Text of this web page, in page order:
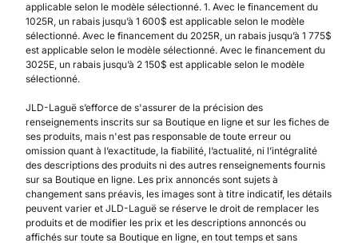
applicable selon le modèle sélectionné. 1. Avec le financement du
1025R, un rabais jusqu’à 1 600$ est applicable selon le modèle
sélectionné. Avec le financement du 2025R, un rabais jusqu’à 1 775$
est applicable selon le modèle sélectionné. Avec le financement du
3025E, un rabais jusqu’à 2 150$ est applicable selon le modèle
sélectionné.
JLD-Laguë s’efforce de s'assurer de la précision des
renseignements inscrits sur sa Boutique en ligne et sur les fiches de
ses produits, mais n'est pas responsable de toute erreur ou
omission quant à l’exactitude, la fiabilité, l’actualité, ni l’intégralité
des descriptions des produits ni des autres renseignements fournis
sur sa Boutique en ligne. Les prix annoncés sont sujets à
changement sans préavis, les images sont à titre indicatif, les détails
peuvent varier et JLD-Laguë se réserve le droit de remplacer les
produits et de modifier les prix et les descriptions annoncés ou
affichés sur toute sa Boutique en ligne, en tout temps et sans